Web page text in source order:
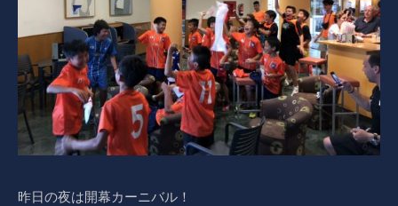
昨日の夜は開幕カーニバル！